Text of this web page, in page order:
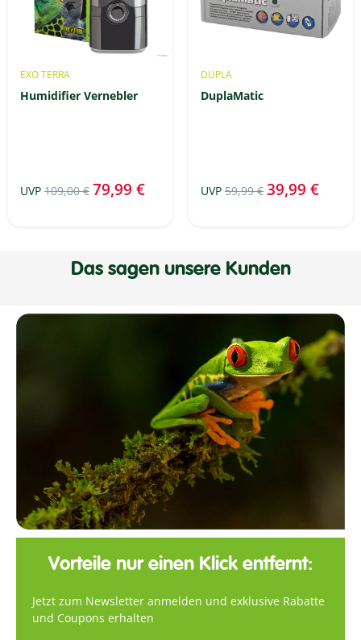
EXO TERRA
Humidifier Vernebler
UVP 109,00 € 79,99 €
DUPLA
DuplaMatic
UVP 59,99 € 39,99 €
Das sagen unsere Kunden
Vorteile nur einen Klick entfernt:
Jetzt zum Newsletter anmelden und exklusive Rabatte
und Coupons erhalten